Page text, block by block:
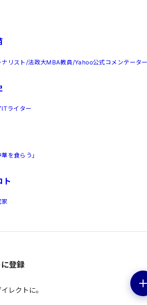
ナリスト/法政大MBA教員/Yahoo公式コメンテータ
ライター
華を食らう」
ト
家
登録
レクトに。